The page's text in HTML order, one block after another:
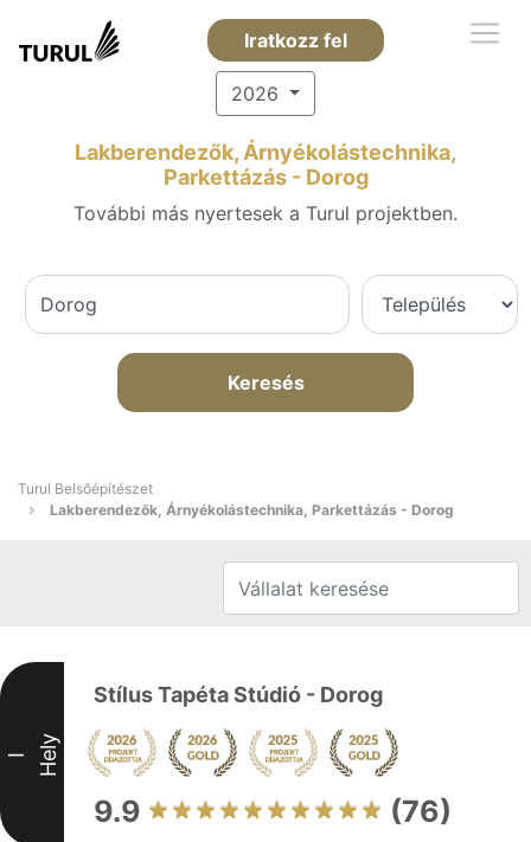
Iratkozz fel
2026
Lakberendezők, Árnyékolástechnika,
Parkettázás - Dorog
További más nyertesek a Turul projektben.
Keresés
Turul Belsőépítészet
Lakberendezők, Árnyékolástechnika, Parkettázás - Dorog
I Hely
Stílus Tapéta Stúdió - Dorog
9.9 (76)